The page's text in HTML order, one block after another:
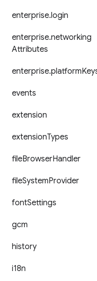
enterprise.login
enterprise.networking
Attributes
enterprise.platform
events
extension
extensionTypes
fileBrowserHandler
fileSystemProvider
fontSettings
gcm
history
i18n